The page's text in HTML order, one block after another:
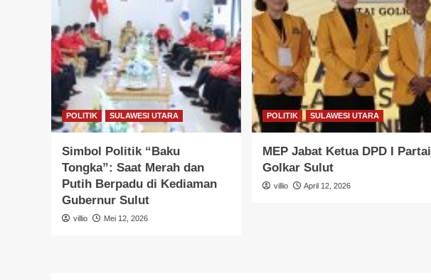
POLITIK SULAWESI UTARA
Simbol Politik “Baku
Tongka”: Saat Merah dan
Putih Berpadu di Kediaman
Gubernur Sulut
villio Mei 12, 2026
POLITIK SULAWESI UTARA
MEP Jabat Ketua DPD I Partai
Golkar Sulut
villio April 12, 2026